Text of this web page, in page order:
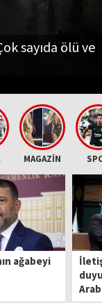
sayıda ölü ve
MAGAZİN
ağabeyi